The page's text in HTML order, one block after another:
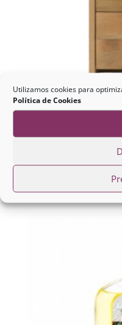
Utilizamos cookies para
Política de Cookies
Mesita de
Madera